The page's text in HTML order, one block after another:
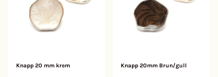
Knapp 20 mm krem Knapp 20mm Brun/gull